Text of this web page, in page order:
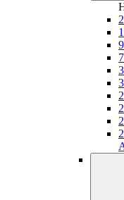
9
7
3
3
2
2
2
2